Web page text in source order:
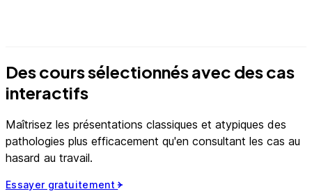
Des cours sélectionnés avec des cas
interactifs
Maîtrisez les présentations classiques et atypiques des
pathologies plus efficacement qu'en consultant les cas au
hasard au travail.
Essayer gratuitement